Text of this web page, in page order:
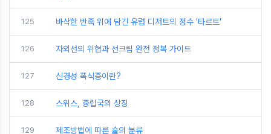
125 바삭한 반죽 위에 담긴 유럽 디저트의 정수 '타르트'
126 자외선의 위협과 선크림 완전 정복 가이드
127 신경성 폭식증이란?
128 스위스, 중립국의 상징
129 제조방법에 따른 술의 분류